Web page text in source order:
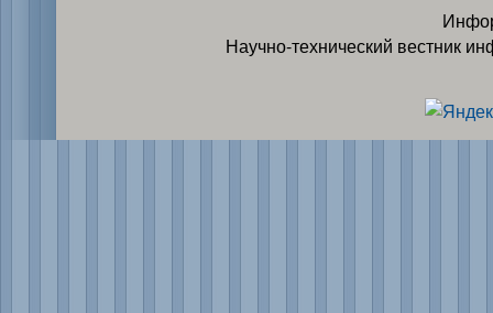
Научно-технический вестник